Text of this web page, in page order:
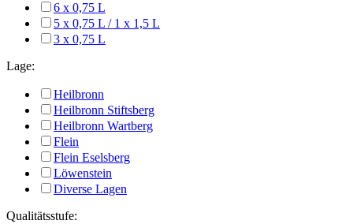
6 x 0,75 L
5 x 0,75 L / 1 x 1,5 L
3 x 0,75 L
Lage:
Heilbronn
Heilbronn Stiftsberg
Heilbronn Wartberg
Flein
Flein Eselsberg
Löwenstein
Diverse Lagen
Qualitätsstufe: